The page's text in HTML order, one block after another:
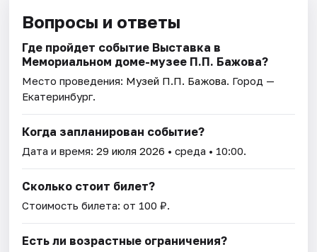
Вопросы и ответы
Где пройдет событие Выставка в
Мемориальном доме-музее П.П. Бажова?
Место проведения: Музей П.П. Бажова. Город —
Екатеринбург.
Когда запланирован событие?
Дата и время:29 июля 2026 • среда • 10:00.
Сколько стоит билет?
Стоимость билета: от 100 ₽.
Есть ли возрастные ограничения?